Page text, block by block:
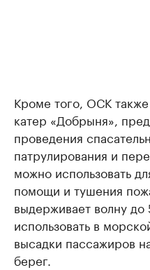
Кроме того, ОСК
катер «Добрыня»,
проведения
патрулирования и
можно использовать
помощи и тушения
выдерживает волну
использовать в
высадки пассажиров
берег.